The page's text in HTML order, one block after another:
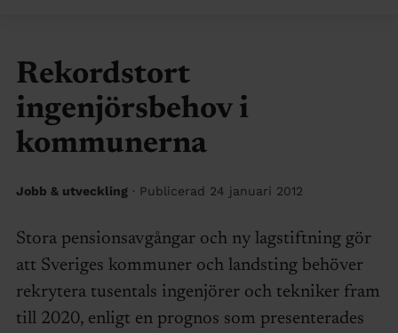
Rekordstort
ingenjörsbehov i
kommunerna
Jobb & utveckling · Publicerad 24 januari 2012
Stora pensionsavgångar och ny lagstiftning gör
att Sveriges kommuner och landsting behöver
rekrytera tusentals ingenjörer och tekniker fram
till 2020, enligt en prognos som presenterades